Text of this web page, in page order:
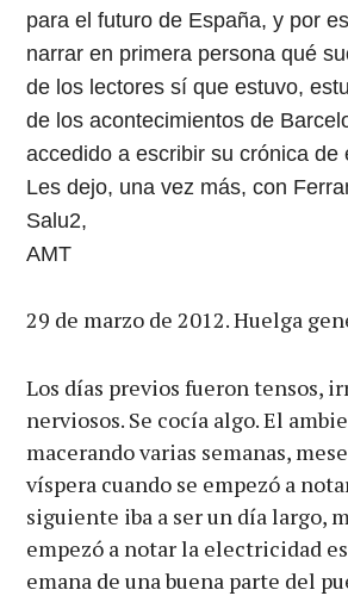
para el futuro de España, y por
narrar en primera persona qué
de los lectores sí que estuvo,
de los acontecimientos de
accedido a escribir su crónica de
Les dejo, una vez más, con
Salu2,
AMT
29 de marzo de 2012. Huelga
Los días previos fueron tensos,
nerviosos. Se cocía algo. El
macerando varias semanas,
víspera cuando se empezó a
siguiente iba a ser un día largo,
empezó a notar la electricidad
emana de una buena parte del